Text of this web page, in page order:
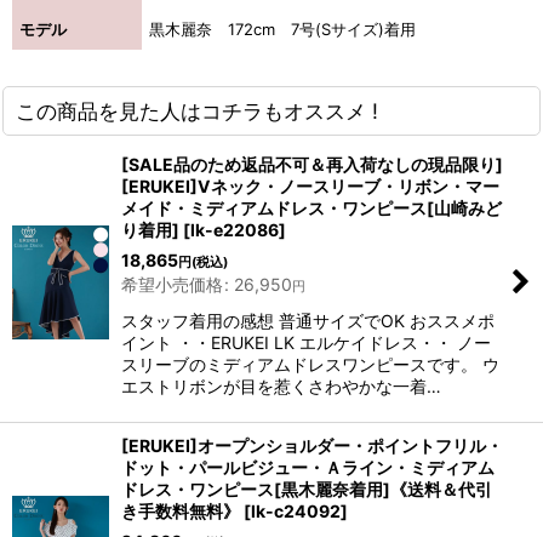
モデル 黒木麗奈 172cm 7号(Sサイズ)着用
この商品を見た人はコチラもオススメ !
[SALE品のため返品不可＆再入荷なしの現品限り]
[ERUKEI]Vネック・ノースリーブ・リボン・マー
メイド・ミディアムドレス・ワンピース[山崎みど
り着用] [lk-e22086]
18,865円 (税込)
希望小売価格: 26,950 円
スタッフ着用の感想 普通サイズでOK おススメポ
イント ・・ERUKEI LK エルケイドレス・・ ノー
スリーブのミディアムドレスワンピースです。 ウ
エストリボンが目を惹くさわやかな一着…
[ERUKEI]オープンショルダー・ポイントフリル・
ドット・パールビジュー・Ａライン・ミディアム
ドレス・ワンピース[黒木麗奈着用]《送料＆代引
き手数料無料》
[lk-c24092]